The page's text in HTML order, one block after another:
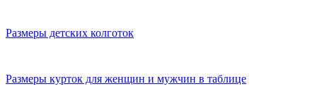
Размеры детских колготок
Размеры курток для женщин и мужчин в таблице